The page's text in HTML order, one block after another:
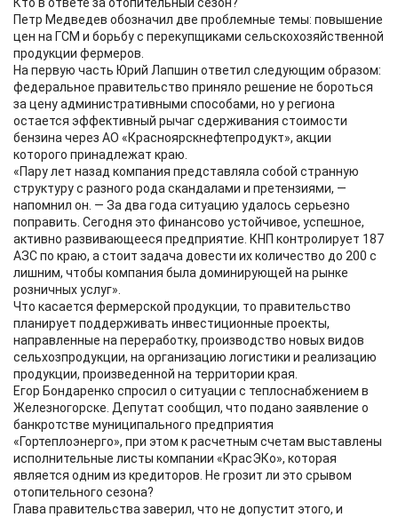
Петр Медведев обозначил две проблемные темы: повышение
цен на ГСМ и борьбу с перекупщиками сельскохозяйственной
продукции фермеров.
На первую часть Юрий Лапшин ответил следующим образом:
федеральное правительство приняло решение не бороться
за цену административными способами, но у региона
остается эффективный рычаг сдерживания стоимости
бензина через АО «Красноярскнефтепродукт», акции
которого принадлежат краю.
«Пару лет назад компания представляла собой странную
структуру с разного рода скандалами и претензиями, —
напомнил он. — За два года ситуацию удалось серьезно
поправить. Сегодня это финансово устойчивое, успешное,
активно развивающееся предприятие. КНП контролирует 187
АЗС по краю, а стоит задача довести их количество до 200 с
лишним, чтобы компания была доминирующей на рынке
розничных услуг».
Что касается фермерской продукции, то правительство
планирует поддерживать инвестиционные проекты,
направленные на переработку, производство новых видов
сельхозпродукции, на организацию логистики и реализацию
продукции, произведенной на территории края.
Егор Бондаренко спросил о ситуации с теплоснабжением в
Железногорске. Депутат сообщил, что подано заявление о
банкротстве муниципального предприятия
«Гортеплоэнерго», при этом к расчетным счетам выставлены
исполнительные листы компании «КрасЭКо», которая
является одним из кредиторов. Не грозит ли это срывом
отопительного сезона?
Глава правительства заверил, что не допустит этого, и